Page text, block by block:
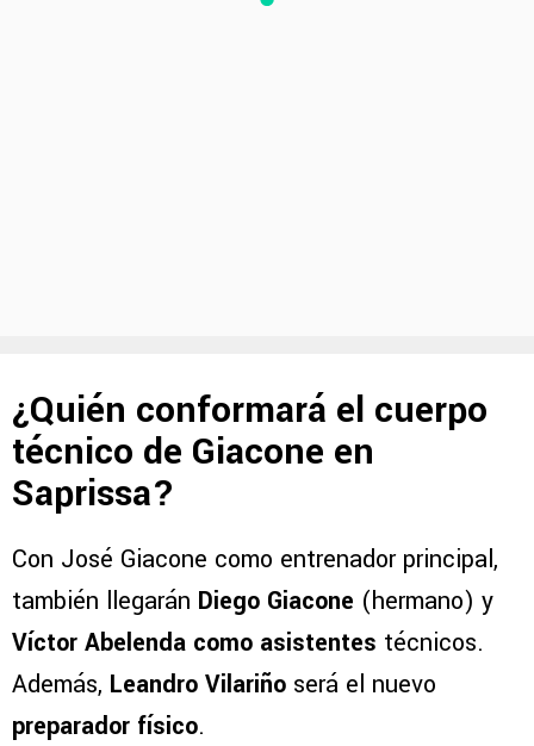
¿Quién conformará el cuerpo
técnico de Giacone en
Saprissa?
Con José Giacone como entrenador principal,
también llegarán Diego Giacone (hermano) y
Víctor Abelenda como asistentes técnicos.
Además, Leandro Vilariño será el nuevo
preparador físico.